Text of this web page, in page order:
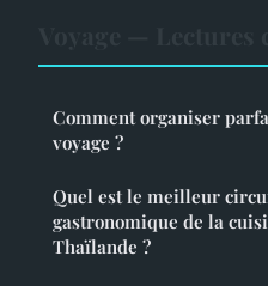
Comment organiser
voyage ?
Quel est le meilleur
gastronomique de la
Thaïlande ?